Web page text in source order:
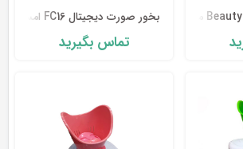
بخور صورت دیجیتال FC16 امسیگ-Emsig
تماس بگیرید